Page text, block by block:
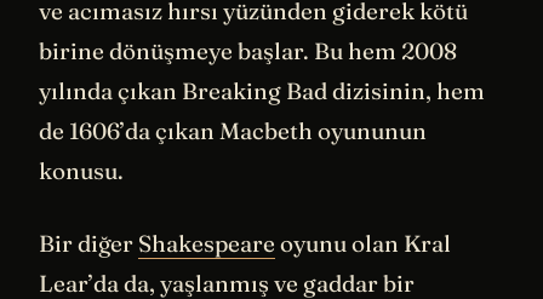
ve acımasız hırsı yüzünden giderek kötü
birine dönüşmeye başlar. Bu hem 2008
yılında çıkan Breaking Bad dizisinin, hem
de 1606’da çıkan Macbeth oyununun
konusu.
Bir diğer Shakespeare oyunu olan Kral
Lear’da da, yaşlanmış ve gaddar bir